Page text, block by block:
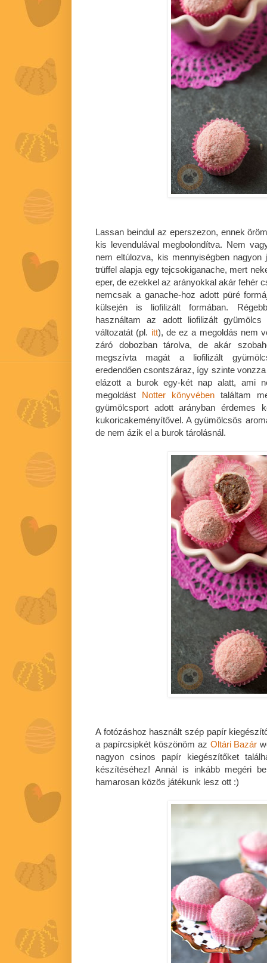
Lassan beindul az eperszezon, ennek
kis levendulával megbolondítva. Nem
nem eltúlozva, kis mennyiségben
trüffel alapja egy tejcsokiganache, mert
eper, de ezekkel az arányokkal akár fehér
nemcsak a ganache-hoz adott püré
külsején is liofilizált formában.
használtam az adott liofilizált
változatát (pl. itt), de ez a megoldás nem
záró dobozban tárolva, de akár
megszívta magát a liofilizált
eredendően csontszáraz, így szinte
elázott a burok egy-két nap alatt, ami
megoldást Notter könyvében találtam
gyümölcsport adott arányban érdemes
kukoricakeményítővel. A gyümölcsös
de nem ázik el a burok tárolásnál.
A fotózáshoz használt szép papír
a papírcsipkét köszönöm az Oltári Bazár
nagyon csinos papír kiegészítőket
készítéséhez! Annál is inkább megéri
hamarosan közös játékunk lesz ott :)